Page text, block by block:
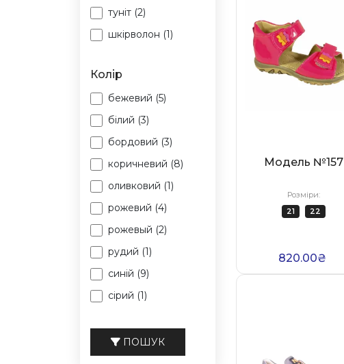
туніт (2)
шкірволон (1)
Колір
бежевий (5)
білий (3)
бордовий (3)
коричневий (8)
оливковий (1)
рожевий (4)
рожевый (2)
рудий (1)
синій (9)
сірий (1)
чорний (36)
ПОШУК
Модель №157
Розміри:
21
22
820.00₴